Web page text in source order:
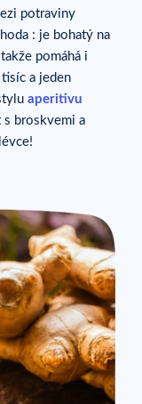
potraviny
: je bohatý na
pomáhá i
a jeden
aperitivu
s broskvemi a